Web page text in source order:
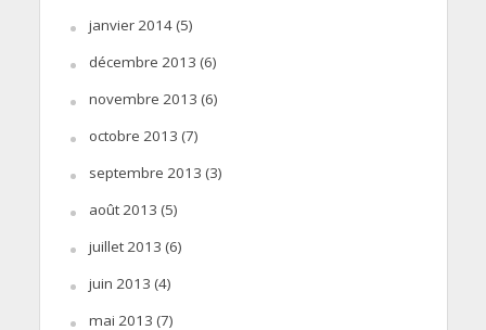
janvier 2014(5)
décembre 2013 (6)
novembre 2013 (6)
octobre 2013 (7)
septembre 2013 (3)
août 2013 (5)
juillet 2013 (6)
juin 2013 (4)
mai 2013 (7)